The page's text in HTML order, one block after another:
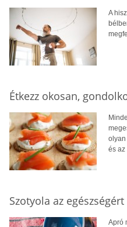
A
Étkezz okosan,
olyan
és az
Szotyola az egészségért
Apró